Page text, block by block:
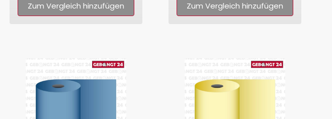
Zum Vergleich hinzufügen Zum Vergleich hinzufügen